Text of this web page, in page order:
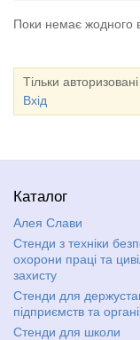
Поки немає жодного
Тільки
Вхід
Каталог
Алея Слави
Стенди з техніки
охорони праці та
захисту
Стенди для
підприємств та
Стенди для школи